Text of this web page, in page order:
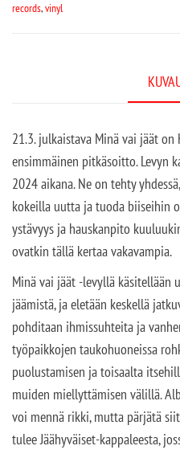
records,vinyl
21.3. julkaistava Minä vai jäät
ensimmäinen pitkäsoitto. Levyn
2024 aikana. Ne on tehty
kokeilla uutta ja tuoda biiseihin
ystävyys ja hauskanpito
ovatkin tällä kertaa vakavampia.
Minä vai jäät -levyllä käsitellään
jäämistä, ja eletään keskellä
pohditaan ihmissuhteita ja
työpaikkojen taukohuoneissa
puolustamisen ja toisaalta
muiden miellyttämisen välillä.
voi mennä rikki, mutta pärjätä
tulee Jäähyväiset-kappaleesta,